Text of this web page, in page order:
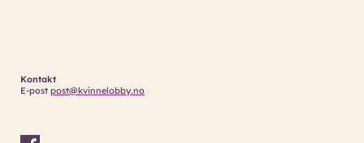
Kontakt
E-post post@kvinnelobby.no